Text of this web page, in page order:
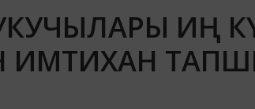
ИҢ
ИМТИХАН